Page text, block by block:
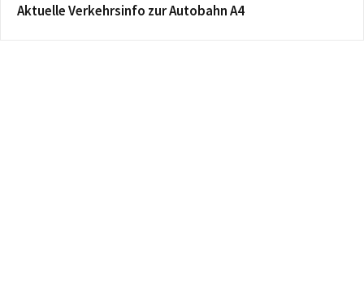
Aktuelle Verkehrsinfo zur Autobahn A4